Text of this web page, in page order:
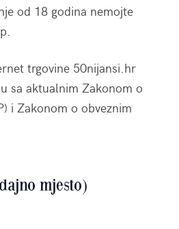
od 18 godina nemojte
trgovine 50nijansi.hr
sa aktualnim Zakonom o
i Zakonom o obveznim
mjesto)